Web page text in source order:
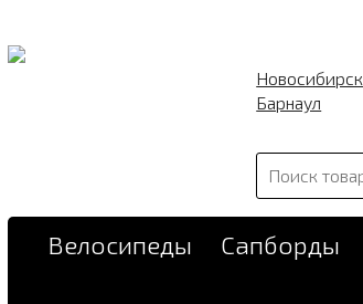
Новосибирск
Барнаул
Велосипеды Сапборды